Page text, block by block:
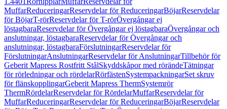
MuffarReduceringarReservdelar för ReduceringarBöjarReservdelar
för BöjarT-rörReservdelar för T-rörÖvergångar ej
löstagbaraReservdelar för Övergångar ej löstagbaraÖvergångar och
anslutningar, löstagbaraReservdelar för Övergångar och
anslutningar, löstagbaraFörslutningarReservdelar för
FörslutningarAnslutningarReservdelar för AnslutningarTillbehör för
Geberit Mapress Rostfritt StålSkyddskåpor med rörändeTätningar
för rörledningar och rördelarRörfästenSystempackningarSet skruv
för flänskopplingarGeberit Mapress ThermSystemrör
ThermRördelarReservdelar för RördelarMuffarReservdelar för
MuffarReduceringarReservdelar för ReduceringarBöjarReservdelar